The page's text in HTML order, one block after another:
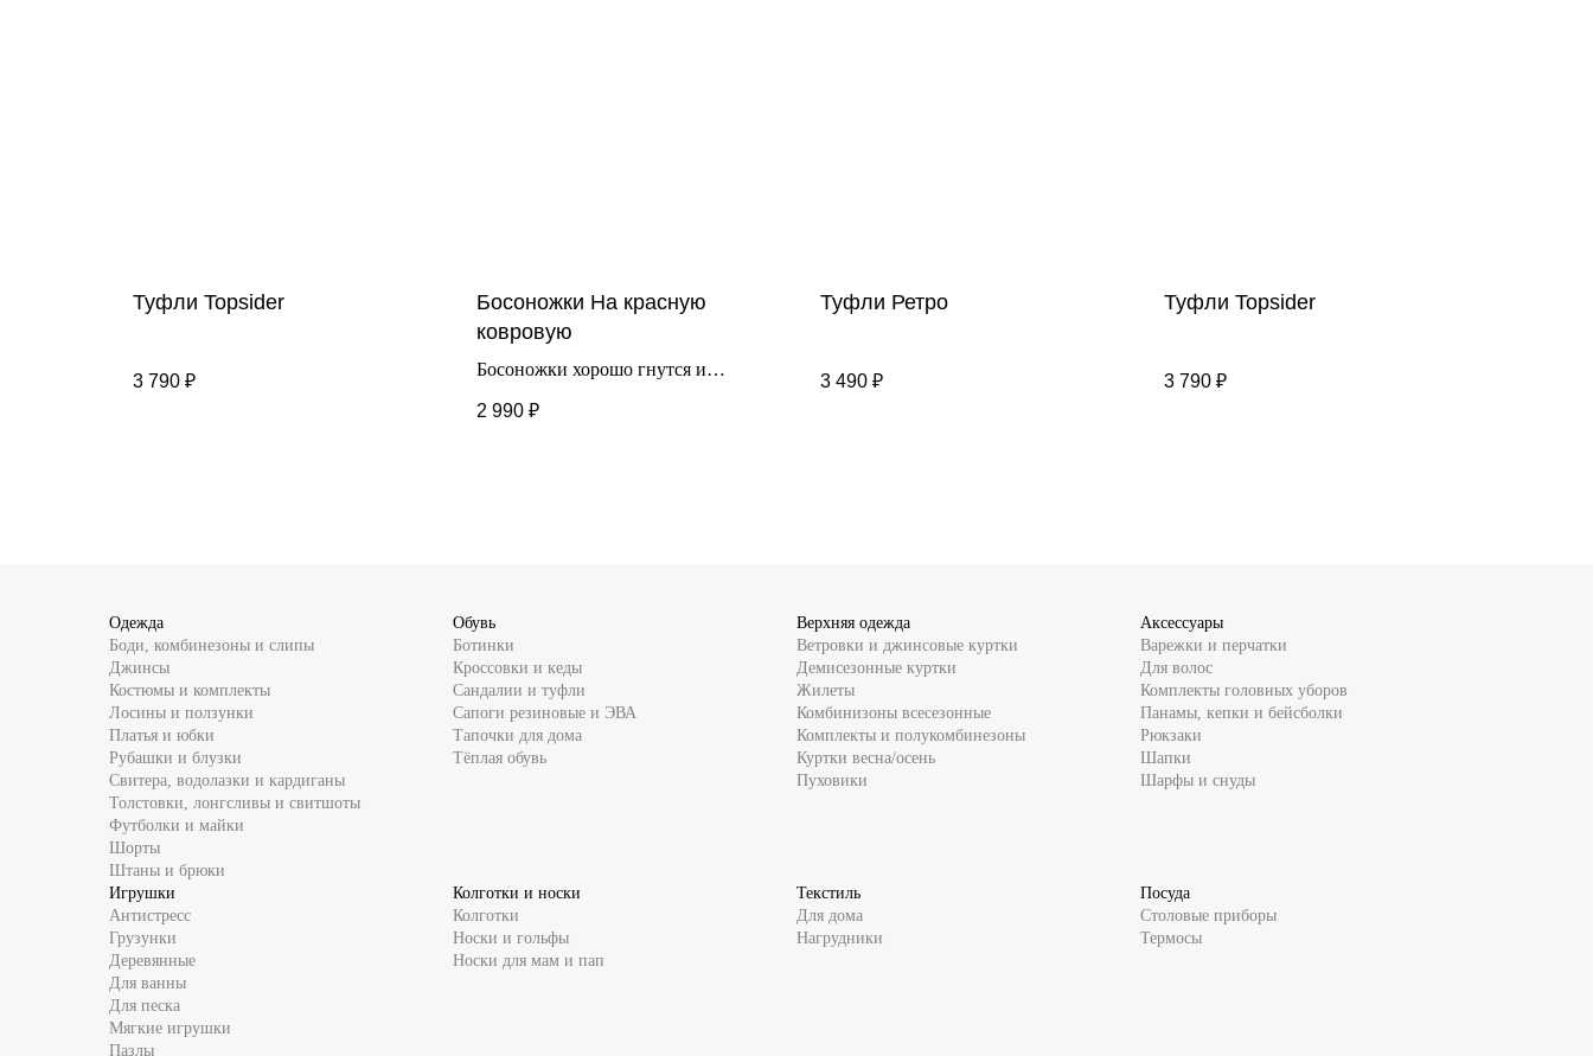
Туфли Topsider
3 790 ₽
Босоножки На красную
ковровую
Босоножки хорошо гнутся и
Выполнены из натуральной кожи с
2 990 ₽
Туфли Ретро
3 490 ₽
Туфли Topsider
3 790 ₽
Одежда
Боди, комбинезоны и слипы
Джинсы
Костюмы и комплекты
Лосины и ползунки
Платья и юбки
Рубашки и блузки
Свитера, водолазки и кардиганы
Толстовки, лонгсливы и свитшоты
Футболки и майки
Шорты
Штаны и брюки
Обувь
Ботинки
Кроссовки и кеды
Сандалии и туфли
Сапоги резиновые и ЭВА
Тапочки для дома
Тёплая обувь
Верхняя одежда
Ветровки и джинсовые куртки
Демисезонные куртки
Жилеты
Комбинизоны всесезонные
Комплекты и полукомбинезоны
Куртки весна/осень
Пуховики
Аксессуары
Варежки и перчатки
Для волос
Комплекты головных уборов
Панамы, кепки и бейсболки
Рюкзаки
Шапки
Шарфы и снуды
Игрушки
Антистресс
Грузунки
Деревянные
Для ванны
Для песка
Мягкие игрушки
Пазлы
Колготки и носки
Колготки
Носки и гольфы
Носки для мам и пап
Текстиль
Для дома
Нагрудники
Посуда
Столовые приборы
Термосы